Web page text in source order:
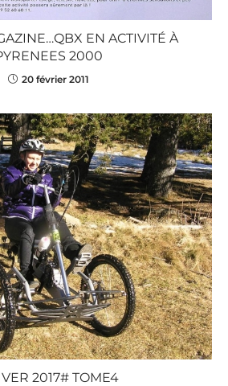
EN ACTIVITÉ À
2000
20 février 2011
2017# TOME4